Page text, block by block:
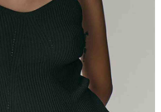
瀏覽以下網址：
法定代理人或監護人之同意方可使用
同意申辦者引起之損失，本公司不負相關責
時，將依據個別帳號之用戶狀況，依本公司即
仍有額度不足之情形，本公司將視審查結果
用他人資訊註冊。若發現惡意使用之情形，
止該用戶之使用額度並採取法律行動。